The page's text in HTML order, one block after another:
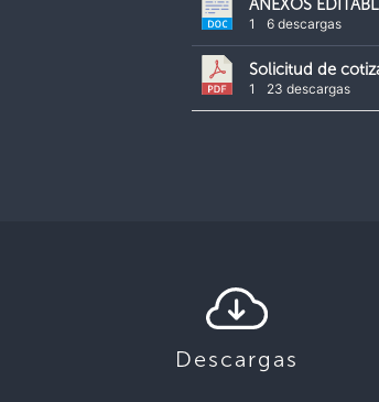
ANEXOS
1 6 descargas
Solicitud de
1 23 descargas
Descargas